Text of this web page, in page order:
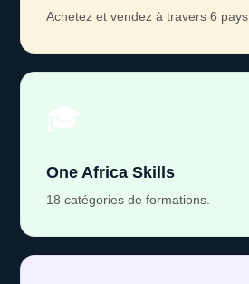
Achetez et vendez à travers 6 pays.
One Africa Skills
18 catégories de formations.